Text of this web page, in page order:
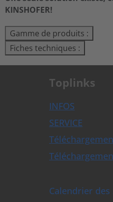
KINSHOFER!
Gamme de produits :
Fiches techniques :
Toplinks
INFOS
SERVICE
Calendrier des